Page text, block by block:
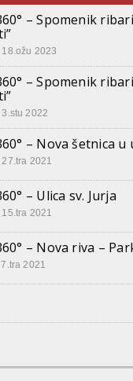
– Spomenik
2023
– Spomenik
2022
– Nova šetnica
2021
– Ulica sv. Jurja
2021
– Nova riva –
2021